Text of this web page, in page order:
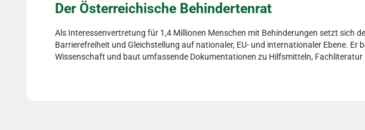
Der Österreichische Behindertenrat
Als Interessenvertretung für 1,4 Millionen Menschen mit Behinderungen setzt sich
Barrierefreiheit und Gleichstellung auf nationaler, EU- und internationaler Ebene.
Wissenschaft und baut umfassende Dokumentationen zu Hilfsmitteln, Fachliteratur